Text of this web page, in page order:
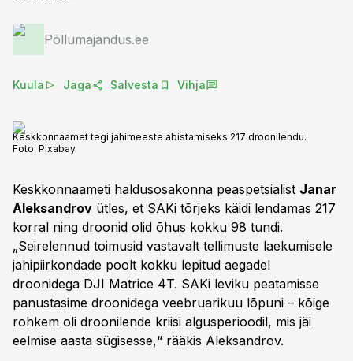
Põllumajandus.ee
Kuula Jaga Salvesta Vihja
Keskkonnaamet tegi jahimeeste abistamiseks 217 droonilendu.
Foto: Pixabay
Keskkonnaameti haldusosakonna peaspetsialist Janar
Aleksandrov ütles, et SAKi tõrjeks käidi lendamas 217
korral ning droonid olid õhus kokku 98 tundi.
„Seirelennud toimusid vastavalt tellimuste laekumisele
jahipiirkondade poolt kokku lepitud aegadel
droonidega DJI Matrice 4T. SAKi leviku peatamisse
panustasime droonidega veebruarikuu lõpuni – kõige
rohkem oli droonilende kriisi algusperioodil, mis jäi
eelmise aasta sügisesse,“ rääkis Aleksandrov. ​